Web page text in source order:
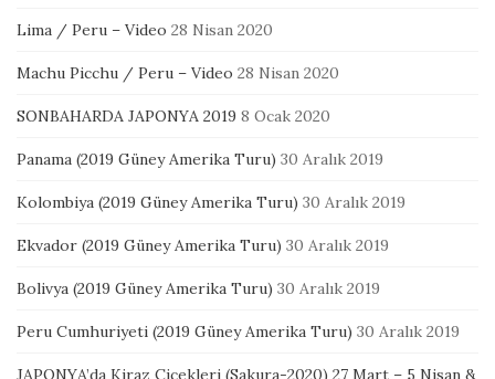
Lima / Peru – Video 28 Nisan 2020
Machu Picchu / Peru – Video 28 Nisan 2020
SONBAHARDA JAPONYA 2019 8 Ocak 2020
Panama (2019 Güney Amerika Turu) 30 Aralık 2019
Kolombiya (2019 Güney Amerika Turu) 30 Aralık 2019
Ekvador (2019 Güney Amerika Turu) 30 Aralık 2019
Bolivya (2019 Güney Amerika Turu) 30 Aralık 2019
Peru Cumhuriyeti (2019 Güney Amerika Turu) 30 Aralık 2019
JAPONYA’da Kiraz Çiçekleri (Sakura-2020) 27 Mart – 5 Nisan &